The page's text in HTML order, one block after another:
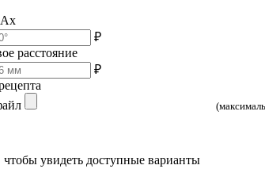
₽
расстояние
₽
чтобы увидеть доступные варианты